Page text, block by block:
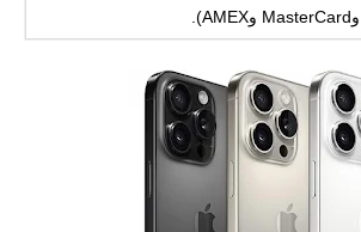
وMasterCard وAMEX).